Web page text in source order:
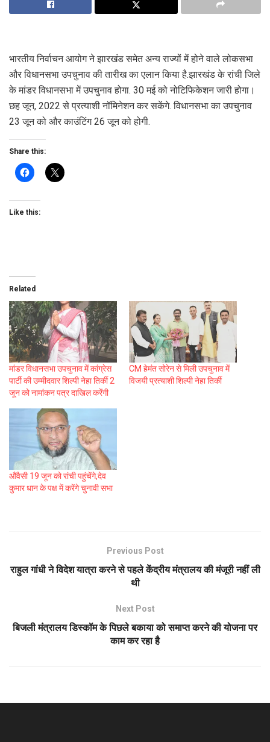
भारतीय निर्वाचन आयोग ने झारखंड समेत अन्य राज्यों में होने वाले लोकसभा
और विधानसभा उपचुनाव की तारीख का एलान किया है.झारखंड के रांची जिले
के मांडर विधानसभा में उपचुनाव होगा. 30 मई को नोटिफिकेशन जारी होगा।
छह जून, 2022 से प्रत्याशी नॉमिनेशन कर सकेंगे. विधानसभा का उपचुनाव
23 जून को और काउंटिंग 26 जून को होगी.
Share this:
Like this:
Related
मांडर विधानसभा उपचुनाव में कांग्रेस
पार्टी की उम्मीदवार शिल्पी नेहा तिर्की 2
जून को नामांकन पत्र दाखिल करेंगी
CM हेमंत सोरेन से मिली उपचुनाव में
विजयी प्रत्याशी शिल्पी नेहा तिर्की
औवैसी 19 जून को रांची पहुंचेंगे,देव
कुमार धान के पक्ष में करेंगे चुनावी सभा
Previous Post
राहुल गांधी ने विदेश यात्रा करने से पहले केंद्रीय मंत्रालय की मंजूरी नहीं ली
थी
Next Post
बिजली मंत्रालय डिस्कॉम के पिछले बकाया को समाप्त करने की योजना पर
काम कर रहा है